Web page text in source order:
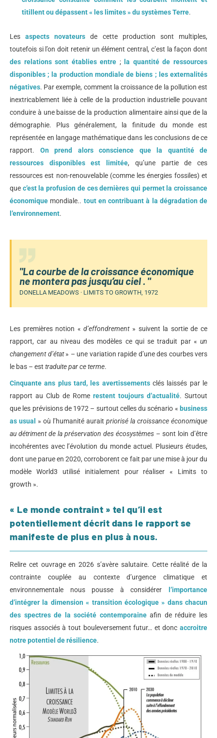
titillent ou dépassent « les limites » du systèmes Terre.
Lesaspects novateurs de cette production sont multiples,
toutefois si l’on doit retenir un élément central, c’est la façon dont
des relations sont établies entre ; la quantité de ressources
disponibles ; la production mondiale de biens ; les externalités
négatives. Par exemple, comment la croissance de la pollution est
inextricablement liée à celle de la production industrielle pouvant
conduire à une baisse de la production alimentaire ainsi que de la
démographie. Plus généralement, la finitude du monde est
représentée en langage mathématique dans les conclusions de ce
rapport. On prend alors conscience que la quantité de
ressources disponibles est limitée, qu’une partie de ces
ressources est non-renouvelable (comme les énergies fossiles) et
que c’est la profusion de ces dernières qui permet la croissance
économique mondiale.. tout en contribuant à la dégradation de
l’environnement.
"La courbe de la croissance économique
ne montera pas jusqu’au ciel . "
DONELLA MEADOWS · LIMITS TO GROWTH, 1972
Les premières notion «d’effondrement» suivent la sortie de ce
rapport, car au niveau des modèles ce qui se traduit par « un
changement d’état» – une variation rapide d’une des courbes vers
le bas – est traduite par ce terme.
Cinquante ans plus tard, les avertissementsclés laissés par le
rapport au Club de Rome restent toujours d’actualité. Surtout
que les prévisions de 1972 – surtout celles du scénario « business
as usual » où l’humanité aurait priorisé la croissance économique
au détriment de la préservation des écosystèmes – sont loin d’être
incohérentes avec l’évolution du monde actuel. Plusieurs études,
dont une parue en 2020, corroborent ce fait par une mise à jour du
modèle World3 utilisé initialement pour réaliser « Limits to
growth ».
« Le monde contraint » tel qu’il est
potentiellement décrit dans le rapport se
manifeste de plus en plus à nous.
Relire cet ouvrage en 2026 s’avère salutaire. Cette réalité de la
contrainte couplée au contexte d’urgence climatique et
environnementale nous pousse à considérer
l’importance
d’intégrer la dimension « transition écologique » dans chacun
des spectres de la société contemporaineafin de réduire les
risques associés à tout bouleversement futur… et donc accroitre
notre potentiel de résilience.